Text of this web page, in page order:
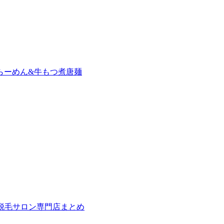
ーめん&牛もつ煮唐麺
毛サロン専門店まとめ